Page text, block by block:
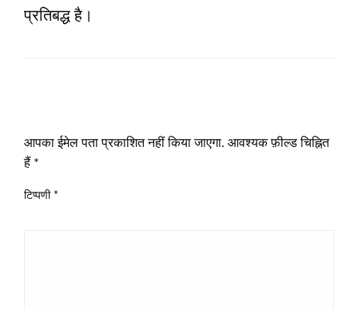
प्रतिबद्ध है।
आपका ईमेल पता प्रकाशित नहीं किया जाएगा. आवश्यक फ़ील्ड चिह्नित
हैं *
टिप्पणी *